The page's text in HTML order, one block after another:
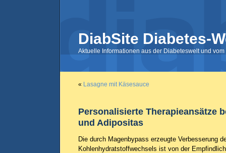
DiabSite Diabetes-
Aktuelle Informationen aus der Diabeteswelt und
« Lasagne mit Käsesauce
Personalisierte Therapieansätze
und Adipositas
Die durch Magenbypass erzeugte Verbesserung
Kohlenhydratstoffwechsels ist von der